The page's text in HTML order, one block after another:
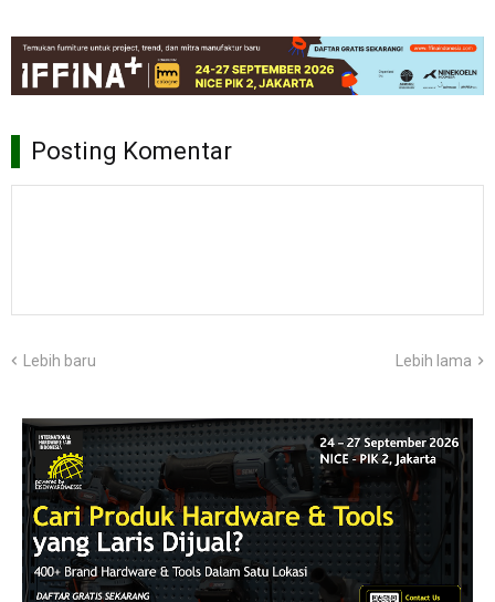
Posting Komentar
Lebih baru Lebih lama